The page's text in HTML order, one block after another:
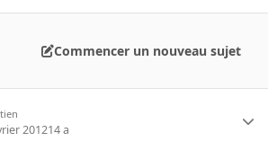
Commencer un nouveau sujet
201214 a